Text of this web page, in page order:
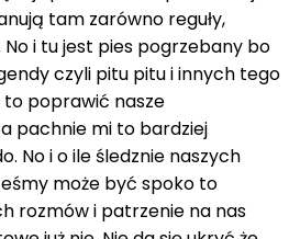
tam zarówno reguły,
i tu jest pies pogrzebany bo
czyli pitu pitu i innych tego
poprawić nasze
pachnie mi to bardziej
No i o ile śledznie naszych
może być spoko to
rozmów i patrzenie na nas